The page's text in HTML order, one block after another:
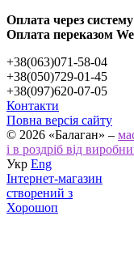
Оплата через
Оплата переказом
+38(063)071-58-04
+38(050)729-01-45
+38(097)620-07-05
Контакти
Повна версія сайту
© 2026 «Балаган» –
і в роздріб від
Укр Eng
Інтернет-магазин
створений з
Хорошоп